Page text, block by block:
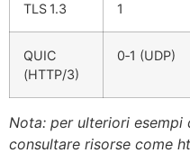
TLS 1.3 1
QUIC
(HTTP/3)
0‑1 (UDP)
Nota: per ulteriori esempi
consultare risorse come